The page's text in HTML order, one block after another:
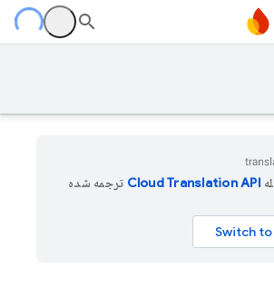
ترجمه شده